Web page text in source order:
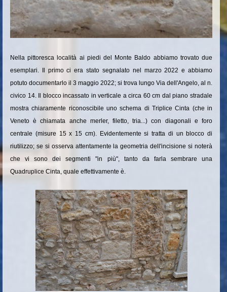
Nella pittoresca località ai piedi del Monte Baldo abbiamo trovato due
esemplari. Il primo ci era stato segnalato nel marzo 2022 e abbiamo
potuto documentarlo il 3 maggio 2022; si trova lungo Via dell'Angelo, al n.
civico 14. Il blocco incassato in verticale a circa 60 cm dal piano stradale
mostra chiaramente riconoscibile uno schema di Triplice Cinta (che in
Veneto è chiamata anche merler, filetto, tria...) con diagonali e foro
centrale (misure 15 x 15 cm). Evidentemente si tratta di un blocco di
riutilizzo; se si osserva attentamente la geometria dell'incisione si noterà
che vi sono dei segmenti "in più", tanto da farla sembrare una
Quadruplice Cinta, quale effettivamente è.